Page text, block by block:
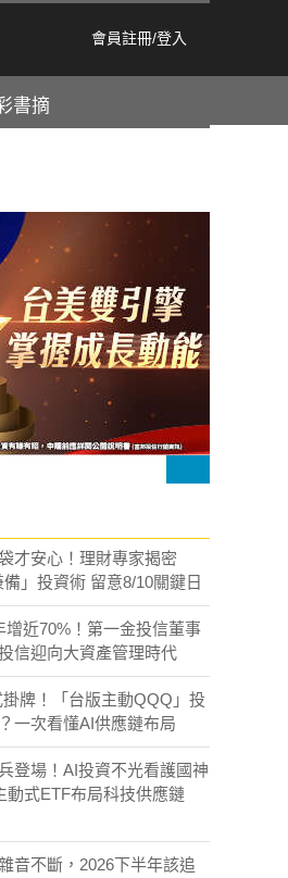
會員註冊/登入
書摘
才安心！理財專家揭密
備」投資術 留意8/10關鍵日
增近70%！第一金投信董事
信迎向大資產管理時代
牌！「台版主動QQQ」投
一次看懂AI供應鏈布局
登場！AI投資不光看護國神
動式ETF布局科技供應鏈
音不斷，2026下半年該追